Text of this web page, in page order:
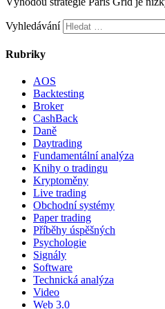
Vyhledávání
Rubriky
AOS
Backtesting
Broker
CashBack
Daně
Daytrading
Fundamentální analýza
Knihy o tradingu
Kryptoměny
Live trading
Obchodní systémy
Paper trading
Příběhy úspěšných
Psychologie
Signály
Software
Technická analýza
Video
Web 3.0